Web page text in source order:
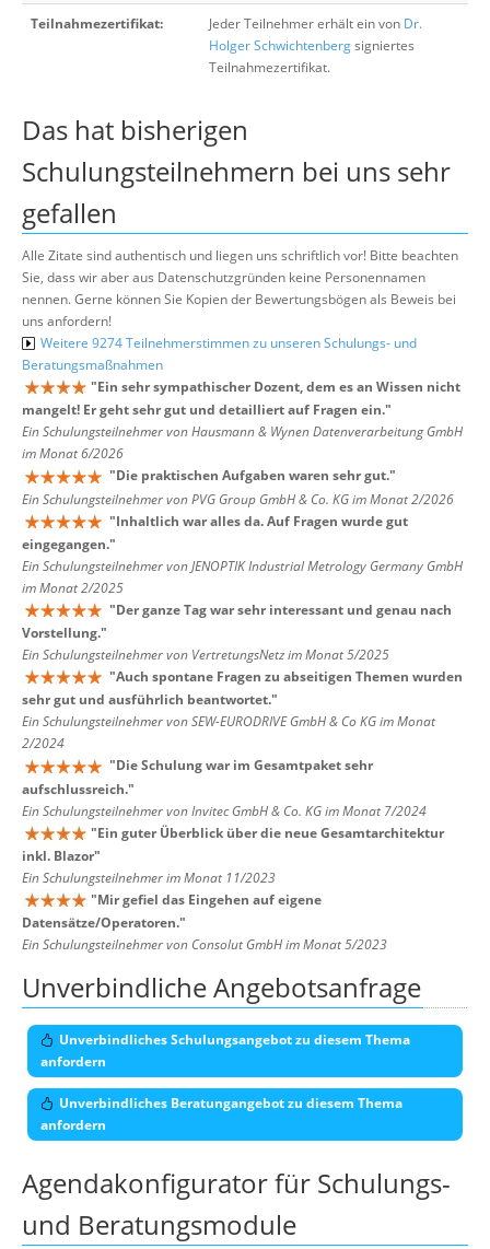
Teilnahmezertifikat: Jeder Teilnehmer erhält ein von Dr.
Holger Schwichtenbergsigniertes
Teilnahmezertifikat.
Das hat bisherigen
Schulungsteilnehmern bei uns sehr
gefallen
Alle Zitate sind authentisch und liegen uns schriftlich vor! Bitte beachten
Sie, dass wir aber aus Datenschutzgründen keine Personennamen
nennen. Gerne können Sie Kopien der Bewertungsbögen als Beweis bei
uns anfordern!
Weitere 9274 Teilnehmerstimmen zu unseren Schulungs- und
Beratungsmaßnahmen
"Ein sehr sympathischer Dozent, dem es an Wissen nicht
mangelt! Er geht sehr gut und detailliert auf Fragen ein."
Ein Schulungsteilnehmer von Hausmann & Wynen Datenverarbeitung GmbH
im Monat 6/2026
"Die praktischen Aufgaben waren sehr gut."
Ein Schulungsteilnehmer von PVG Group GmbH & Co. KG im Monat 2/2026
"Inhaltlich war alles da. Auf Fragen wurde gut
eingegangen."
Ein Schulungsteilnehmer von JENOPTIK Industrial Metrology Germany GmbH
im Monat 2/2025
"Der ganze Tag war sehr interessant und genau nach
Vorstellung."
Ein Schulungsteilnehmer von VertretungsNetz im Monat 5/2025
"Auch spontane Fragen zu abseitigen Themen wurden
sehr gut und ausführlich beantwortet."
Ein Schulungsteilnehmer von SEW-EURODRIVE GmbH & Co KG im Monat
2/2024
"Die Schulung war im Gesamtpaket sehr
aufschlussreich."
Ein Schulungsteilnehmer von Invitec GmbH & Co. KG im Monat 7/2024
"Ein guter Überblick über die neue Gesamtarchitektur
inkl. Blazor"
Ein Schulungsteilnehmer im Monat 11/2023
"Mir gefiel das Eingehen auf eigene
Datensätze/Operatoren."
Ein Schulungsteilnehmer von Consolut GmbH im Monat 5/2023
Unverbindliche Angebotsanfrage
Unverbindliches Schulungsangebot zu diesem Thema
anfordern
Unverbindliches Beratungangebot zu diesem Thema
anfordern
Agendakonfigurator für Schulungs-
und Beratungsmodule